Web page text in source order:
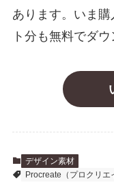
あります。いま
ト分も無料でダウ
デザイン素材
Procreate（プロクリエ